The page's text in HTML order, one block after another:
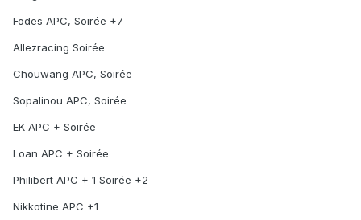
Fodes APC, Soirée +7
Allezracing Soirée
Chouwang APC, Soirée
Sopalinou APC, Soirée
EK APC + Soirée
Loan APC + Soirée
Philibert APC + 1 Soirée +2
Nikkotine APC +1